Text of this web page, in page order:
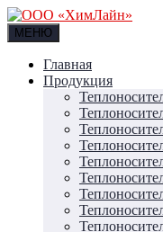
МЕНЮ
Главная
Продукция